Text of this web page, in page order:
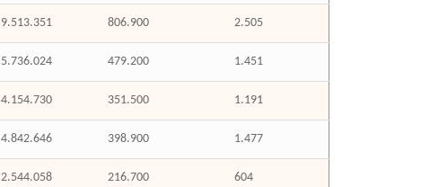
9.513.351 806.900 2.505
5.736.024 479.200 1.451
4.154.730 351.500 1.191
4.842.646 398.900 1.477
2.544.058 216.700 604